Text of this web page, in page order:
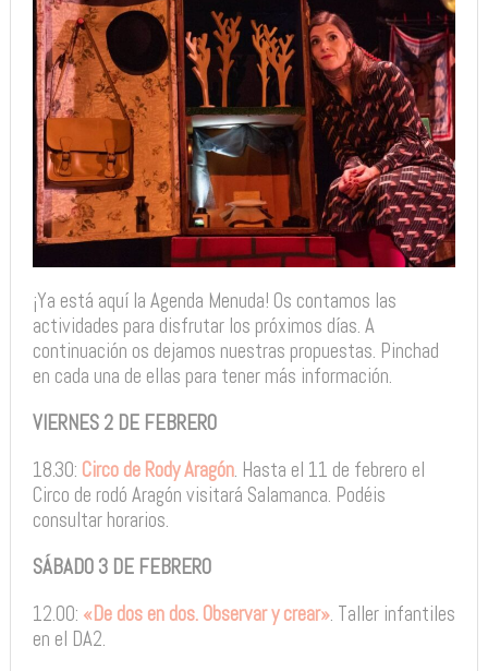
¡Ya está aquí la Agenda Menuda! Os contamos las
actividades para disfrutar los próximos días. A
continuación os dejamos nuestras propuestas. Pinchad
en cada una de ellas para tener más información.
VIERNES 2 DE FEBRERO
18.30: Circo de Rody Aragón. Hasta el 11 de febrero el
Circo de rodó Aragón visitará Salamanca. Podéis
consultar horarios.
SÁBADO 3 DE FEBRERO
12.00: «De dos en dos. Observar y crear». Taller infantiles
en el DA2.